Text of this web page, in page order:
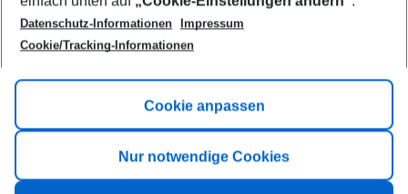
Footer navigation
Title A
Link A
Datenschutz-Informationen
Impressum
Cookie/Tracking-Informationen
Cookie anpassen
Nur notwendige Cookies